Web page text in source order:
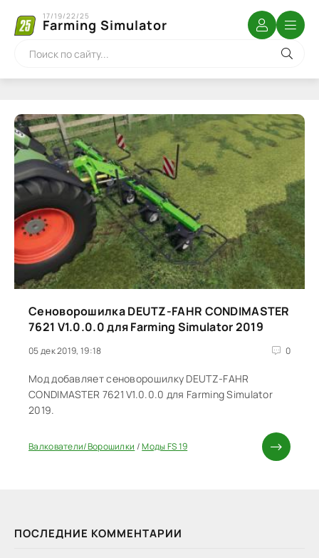
Farming Simulator
17/19/22/25
ПОСЛЕДНИЕ КОММЕНТАРИИ
Сеноворошилка DEUTZ-FAHR CONDIMASTER
7621 V1.0.0.0 для Farming Simulator 2019
05 дек 2019, 19:18 0
Мод добавляет сеноворошилку DEUTZ-FAHR
CONDIMASTER 7621 V1.0.0.0 для Farming Simulator
2019.
Валкователи/Ворошилки /Моды FS 19